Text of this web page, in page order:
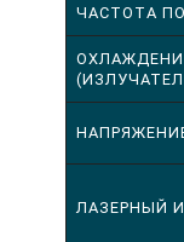
ЧАСТОТА
ЛАЗЕРНЫЙ